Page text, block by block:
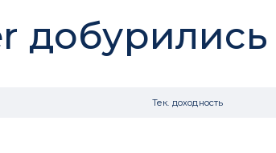
добурились
Тек. доходность